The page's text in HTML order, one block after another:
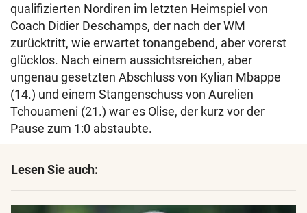
qualifizierten Nordiren im letzten Heimspiel von
Coach Didier Deschamps, der nach der WM
zurücktritt, wie erwartet tonangebend, aber vorerst
glücklos. Nach einem aussichtsreichen, aber
ungenau gesetzten Abschluss von Kylian Mbappe
(14.) und einem Stangenschuss von Aurelien
Tchouameni (21.) war es Olise, der kurz vor der
Pause zum 1:0 abstaubte.
Lesen Sie auch: